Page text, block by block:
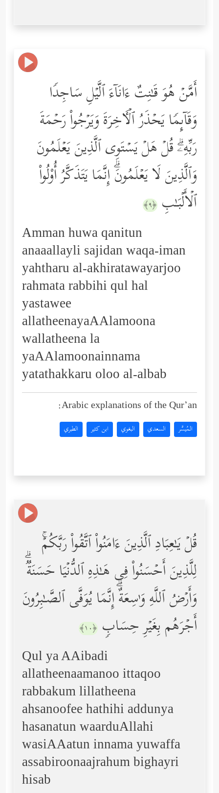
أَمَّنۡ هُوَ قَـٰنِتٌ ءَانَاۤءَ ٱلَّیۡلِ سَاجِدࣰا
وَقَاۤىِٕمࣰا یَحۡذَرُ ٱلۡـَٔاخِرَةَ وَیَرۡجُواْ رَحۡمَةَ
رَبِّهِۦۗ قُلۡ هَلۡ یَسۡتَوِی ٱلَّذِینَ یَعۡلَمُونَ
وَٱلَّذِینَ لَا یَعۡلَمُونَۗ إِنَّمَا یَتَذَكَّرُ أُوْلُواْ
ٱلۡأَلۡبَـٰبِ ﴿٩﴾
Amman huwa qanitun
anaaallayli sajidan waqa-iman
yahtharu al-akhiratawayarjoo
rahmata rabbihi qul hal
yastawee
allatheenayaAAlamoona
wallatheena la
yaAAlamoonainnama
yatathakkaru oloo al-albab
Arabic explanations of the Qur’an:
المُيسَّر السعدي البغوي ابن كثير الطبري
قُلۡ یَـٰعِبَادِ ٱلَّذِینَ ءَامَنُواْ ٱتَّقُواْ رَبَّكُمۡۚ
لِلَّذِینَ أَحۡسَنُواْ فِی هَـٰذِهِ ٱلدُّنۡیَا حَسَنَةࣱۗ
وَأَرۡضُ ٱللَّهِ وَ ٰ⁠سِعَةٌۗ إِنَّمَا یُوَفَّى ٱلصَّـٰبِرُونَ
أَجۡرَهُم بِغَیۡرِ حِسَابࣲ ﴿١٠﴾
Qul ya AAibadi
allatheenaamanoo ittaqoo
rabbakum lillatheena
ahsanoofee hathihi addunya
hasanatun waarduAllahi
wasiAAatun innama yuwaffa
assabiroonaajrahum bighayri
hisab